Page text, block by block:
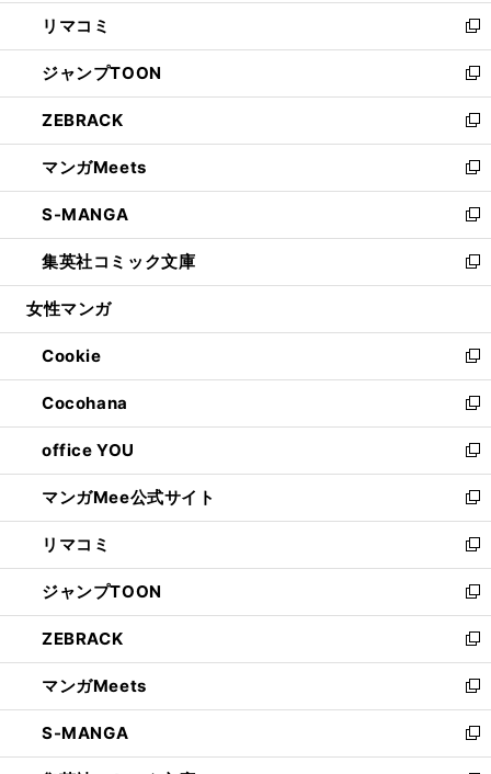
で
開
く
ン
ド
ウ
で
開
く
ウ
ィ
ン
ド
ウ
で
開
く
し
い
ウ
ィ
ン
ド
ウ
で
開
く
リマコミ
新
し
い
ウ
ィ
ン
ド
ウ
で
開
く
ジャンプTOON
新
し
い
ウ
ィ
ン
ド
ウ
で
開
ZEBRACK
新
し
い
ウ
ィ
ン
ド
ウ
開
く
マンガMeets
新
し
い
ウ
ィ
ン
ウ
で
開
く
S-MANGA
新
し
い
ウ
ン
ド
ウ
で
開
く
集英社コミック文庫
新
し
ウ
ィ
ン
ド
ウ
で
開
く
女性マンガ
Cookie
新
し
い
ウ
ィ
ン
ド
ウ
で
開
く
Cocohana
新
し
い
ウ
ィ
ン
ド
ウ
で
開
く
office YOU
新
し
い
ウ
ィ
ン
ド
ウ
で
開
く
マンガMee公式サイト
新
し
い
ウ
ィ
ン
ド
ウ
で
開
く
リマコミ
新
し
い
ウ
ィ
ン
ド
ウ
で
開
ジャンプTOON
新
し
い
ウ
ィ
ン
ド
ウ
ZEBRACK
新
し
い
ウ
ィ
ン
マンガMeets
新
し
い
ウ
S-MANGA
新
し